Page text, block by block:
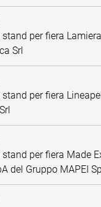
per fiera
Srl
per fiera
per fiera Made
del Gruppo MAPEI